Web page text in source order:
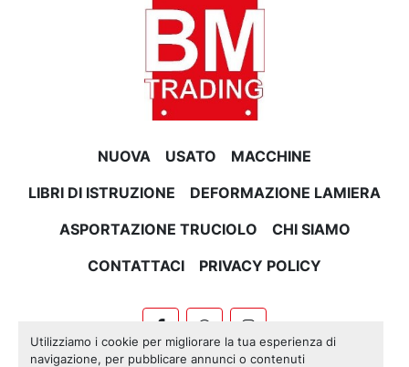
Utilizziamo i cookie per migliorare la tua esperienza di
navigazione, per pubblicare annunci o contenuti
NUOVA USATO
MACCHINE
LIBRI DI ISTRUZIONE
DEFORMAZIONE LAMIERA
ASPORTAZIONE TRUCIOLO
CHI SIAMO
CONTATTACI
PRIVACY POLICY
facebookwhatsappinstagram